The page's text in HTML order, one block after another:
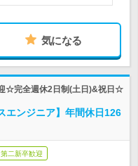
気になる
☆完全週休2日制(土日)&祝日☆
エンジニア】年間休日126
第二新卒歓迎